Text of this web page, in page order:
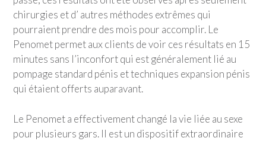
chirurgies et d’ autres méthodes extrêmes qui
pourraient prendre des mois pour accomplir. Le
Penomet permet aux clients de voir ces résultats en 15
minutes sans l’inconfort qui est généralement lié au
pompage standard pénis et techniques expansion pénis
qui étaient offerts auparavant.
Le Penomet a effectivement changé la vie liée au sexe
pour plusieurs gars. Il est un dispositif extraordinaire